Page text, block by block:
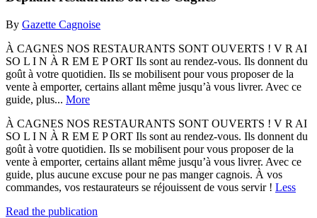
By Gazette Cagnoise
À CAGNES NOS RESTAURANTS SONT OUVERTS ! V R AI
SO L I N À R EM E P ORT Ils sont au rendez-vous. Ils donnent du
goût à votre quotidien. Ils se mobilisent pour vous proposer de la
vente à emporter, certains allant même jusqu’à vous livrer. Avec ce
guide, plus... More
À CAGNES NOS RESTAURANTS SONT OUVERTS ! V R AI
SO L I N À R EM E P ORT Ils sont au rendez-vous. Ils donnent du
goût à votre quotidien. Ils se mobilisent pour vous proposer de la
vente à emporter, certains allant même jusqu’à vous livrer. Avec ce
guide, plus aucune excuse pour ne pas manger cagnois. À vos
commandes, vos restaurateurs se réjouissent de vous servir ! Less
Read the publication